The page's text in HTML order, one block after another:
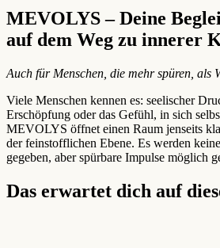
MEVOLYS – Deine
auf dem Weg zu innerer
Auch für Menschen, die mehr spüren, als
Viele Menschen kennen es: seelischer
Erschöpfung oder das Gefühl, in sich
MEVOLYS öffnet einen Raum jenseits
der feinstofflichen Ebene. Es werden
gegeben, aber spürbare Impulse möglich
Das erwartet dich auf